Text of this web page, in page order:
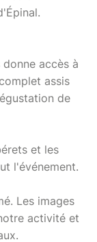
accès à
assis
de
et les
l'événement.
Les images
activité et